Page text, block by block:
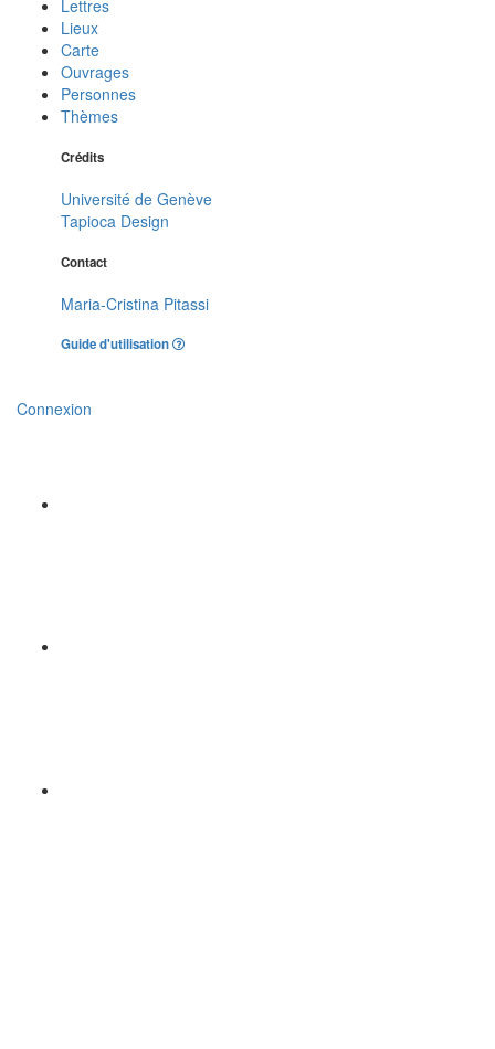
Lettres
Lieux
Carte
Ouvrages
Personnes
Thèmes
Crédits
Université de Genève
Tapioca Design
Contact
Maria-Cristina Pitassi
Guide d'utilisation
Connexion